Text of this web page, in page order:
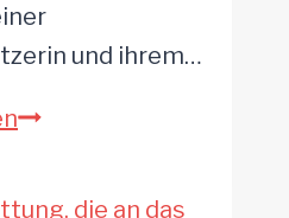
und ihrem…
Von
Couch